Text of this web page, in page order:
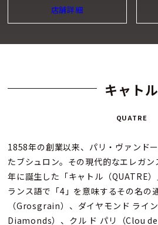
店舗詳細
キャトル
QUATRE
1858年の創業以来、パリ・ヴァンド
たブシュロン。その現代的なエレガ
年に誕生した「キャトル（QUATRE
ランス語で「4」を意味するその名の
（Grosgrain）、ダイヤモンド ライ
Diamonds）、クル ド パリ（Clou